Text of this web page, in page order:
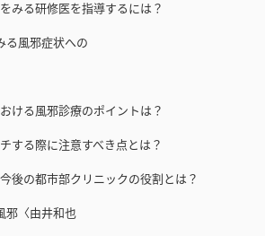
る研修医を指導するには？
風邪症状への
る風邪診療のポイントは？
る際に注意すべき点とは？
の都市部クリニックの役割とは？
邪〈由井和也